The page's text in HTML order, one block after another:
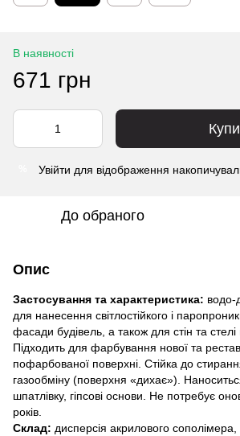
В наявності
671 грн
Увійти для відображення
До обраного
Опис
Застосування та характеристика: водо-
для нанесення світлостійкого і
фасади будівель, а також для стін та стелі
Підходить для фарбування нової та
пофарбованої поверхні. Стійка до
газообміну (поверхня «дихає»).
шпатлівку, гіпсові основи. Не потребує
років.
Склад: дисперсія акрилового сополімера,